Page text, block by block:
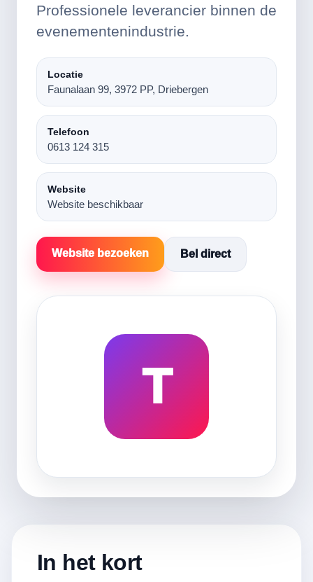
Professionele leverancier binnen de
evenementenindustrie.
Locatie
Faunalaan 99, 3972 PP, Driebergen
Telefoon
0613 124 315
Website
Website beschikbaar
Website bezoeken Bel direct
T
In het kort